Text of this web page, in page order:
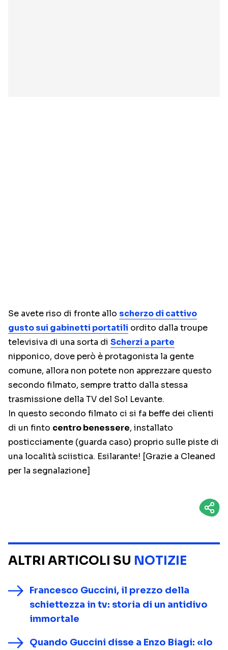
Se avete riso di fronte allo scherzo di cattivo
gusto sui gabinetti portatili ordito dalla troupe
televisiva di una sorta di Scherzi a parte
nipponico, dove però è protagonista la gente
comune, allora non potete non apprezzare questo
secondo filmato, sempre tratto dalla stessa
trasmissione della TV del Sol Levante.
In questo secondo filmato ci si fa beffe dei clienti
di un finto centro benessere, installato
posticciamente (guarda caso) proprio sulle piste di
una località sciistica. Esilarante! [Grazie a Cleaned
per la segnalazione]
ALTRI ARTICOLI SU NOTIZIE
Francesco Guccini, il prezzo della
schiettezza in tv: storia di un antidivo
immortale
Quando Guccini disse a Enzo Biagi: «Io